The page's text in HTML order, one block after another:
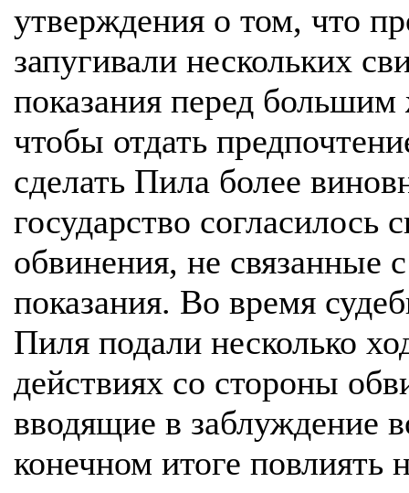
утверждения о том, что
запугивали нескольких
показания перед
чтобы отдать
сделать Пила более
государство согласилось
обвинения, не связанные
показания. Во время
Пиля подали несколько
действиях со стороны
вводящие в заблуждение
конечном итоге